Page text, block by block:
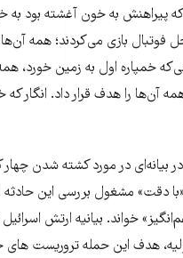
پیراهنش به خون آغشته بود به
خمپاره اول به زمین خورد، همه
آن‌ها را هدف قرار داد. انگار که
بیانه‌ای در مورد کشته شدن
دقت» مشغول بررسی این حادثه
خواند. بیانیه ارتش
هدف این حمله تروریست های